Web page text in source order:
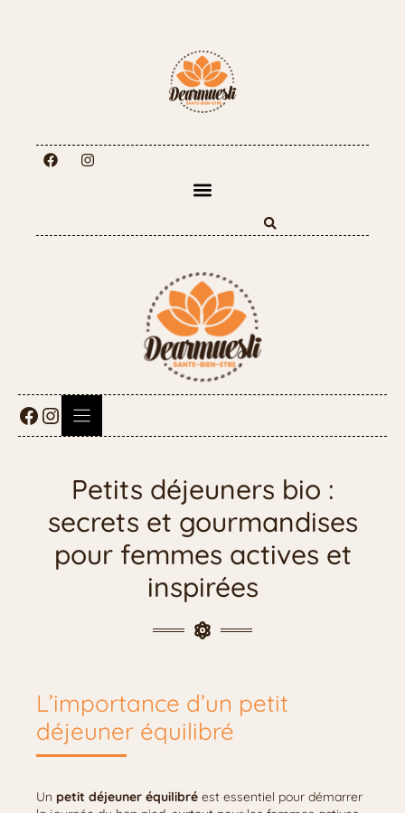
Petits déjeuners bio :
secrets et gourmandises
pour femmes actives et
inspirées
L’importance d’un petit
déjeuner équilibré
Un petit déjeuner équilibré est essentiel pour démarrer